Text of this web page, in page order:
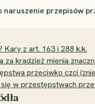
naruszenie przepisów
Kary z art. 163 i 288 k.k.
za kradzież mienia
przeciwko czci
w przestępstwach